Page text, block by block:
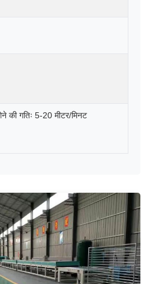
की गतिः 5-20 मीटर/मिनट